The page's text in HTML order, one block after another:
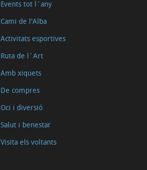
Events tot l´any
Cami de l'Alba
Activitats esportives
Ruta de l´Art
Amb xiquets
De compres
Oci i diversió
Salut i benestar
Visita els voltants